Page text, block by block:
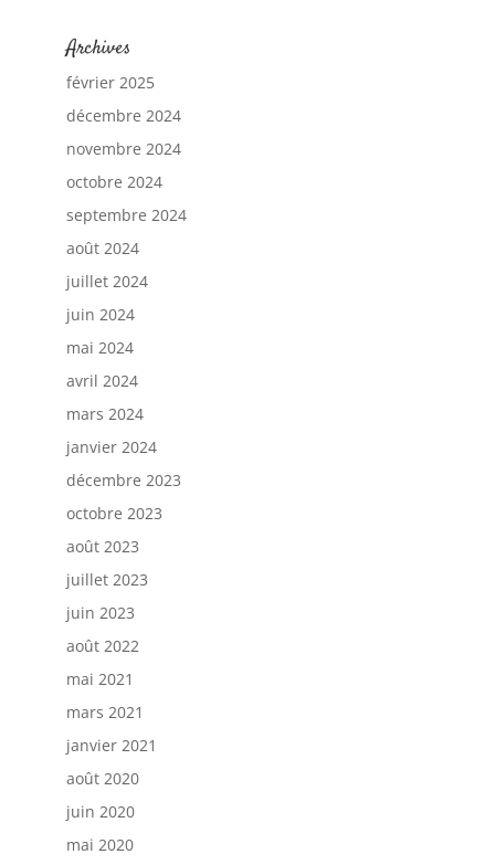
Archives
février 2025
décembre 2024
novembre 2024
octobre 2024
septembre 2024
août 2024
juillet 2024
juin 2024
mai 2024
avril 2024
mars 2024
janvier 2024
décembre 2023
octobre 2023
août 2023
juillet 2023
juin 2023
août 2022
mai 2021
mars 2021
janvier 2021
août 2020
juin 2020
mai 2020